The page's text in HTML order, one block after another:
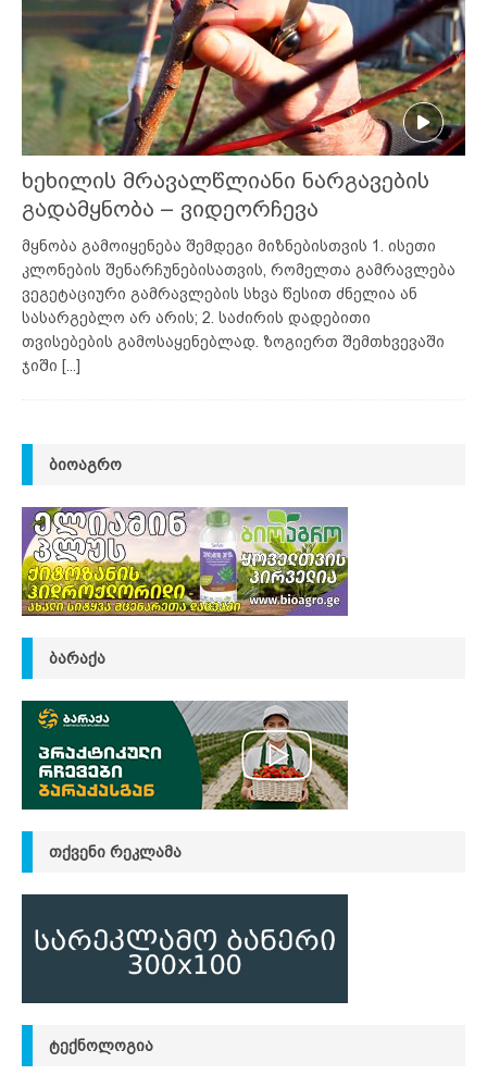
ხეხილის მრავალწლიანი ნარგავების
გადამყნობა – ვიდეორჩევა
მყნობა გამოიყენება შემდეგი მიზნებისთვის 1. ისეთი
კლონების შენარჩუნებისათვის, რომელთა გამრავლება
ვეგეტაციური გამრავლების სხვა წესით ძნელია ან
სასარგებლო არ არის; 2. საძირის დადებითი
თვისებების გამოსაყენებლად. ზოგიერთ შემთხვევაში
ჯიში [...]
ᲑᲘᲝᲐᲒᲠᲝ
ᲑᲐᲠᲐᲥᲐ
ᲗᲥᲕᲔᲜᲘ ᲠᲔᲙᲚᲐᲛᲐ
ᲢᲔᲥᲜᲝᲚᲝᲒᲘᲐ